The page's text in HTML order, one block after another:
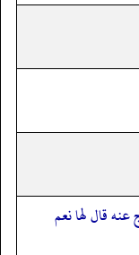
قال لها نعم